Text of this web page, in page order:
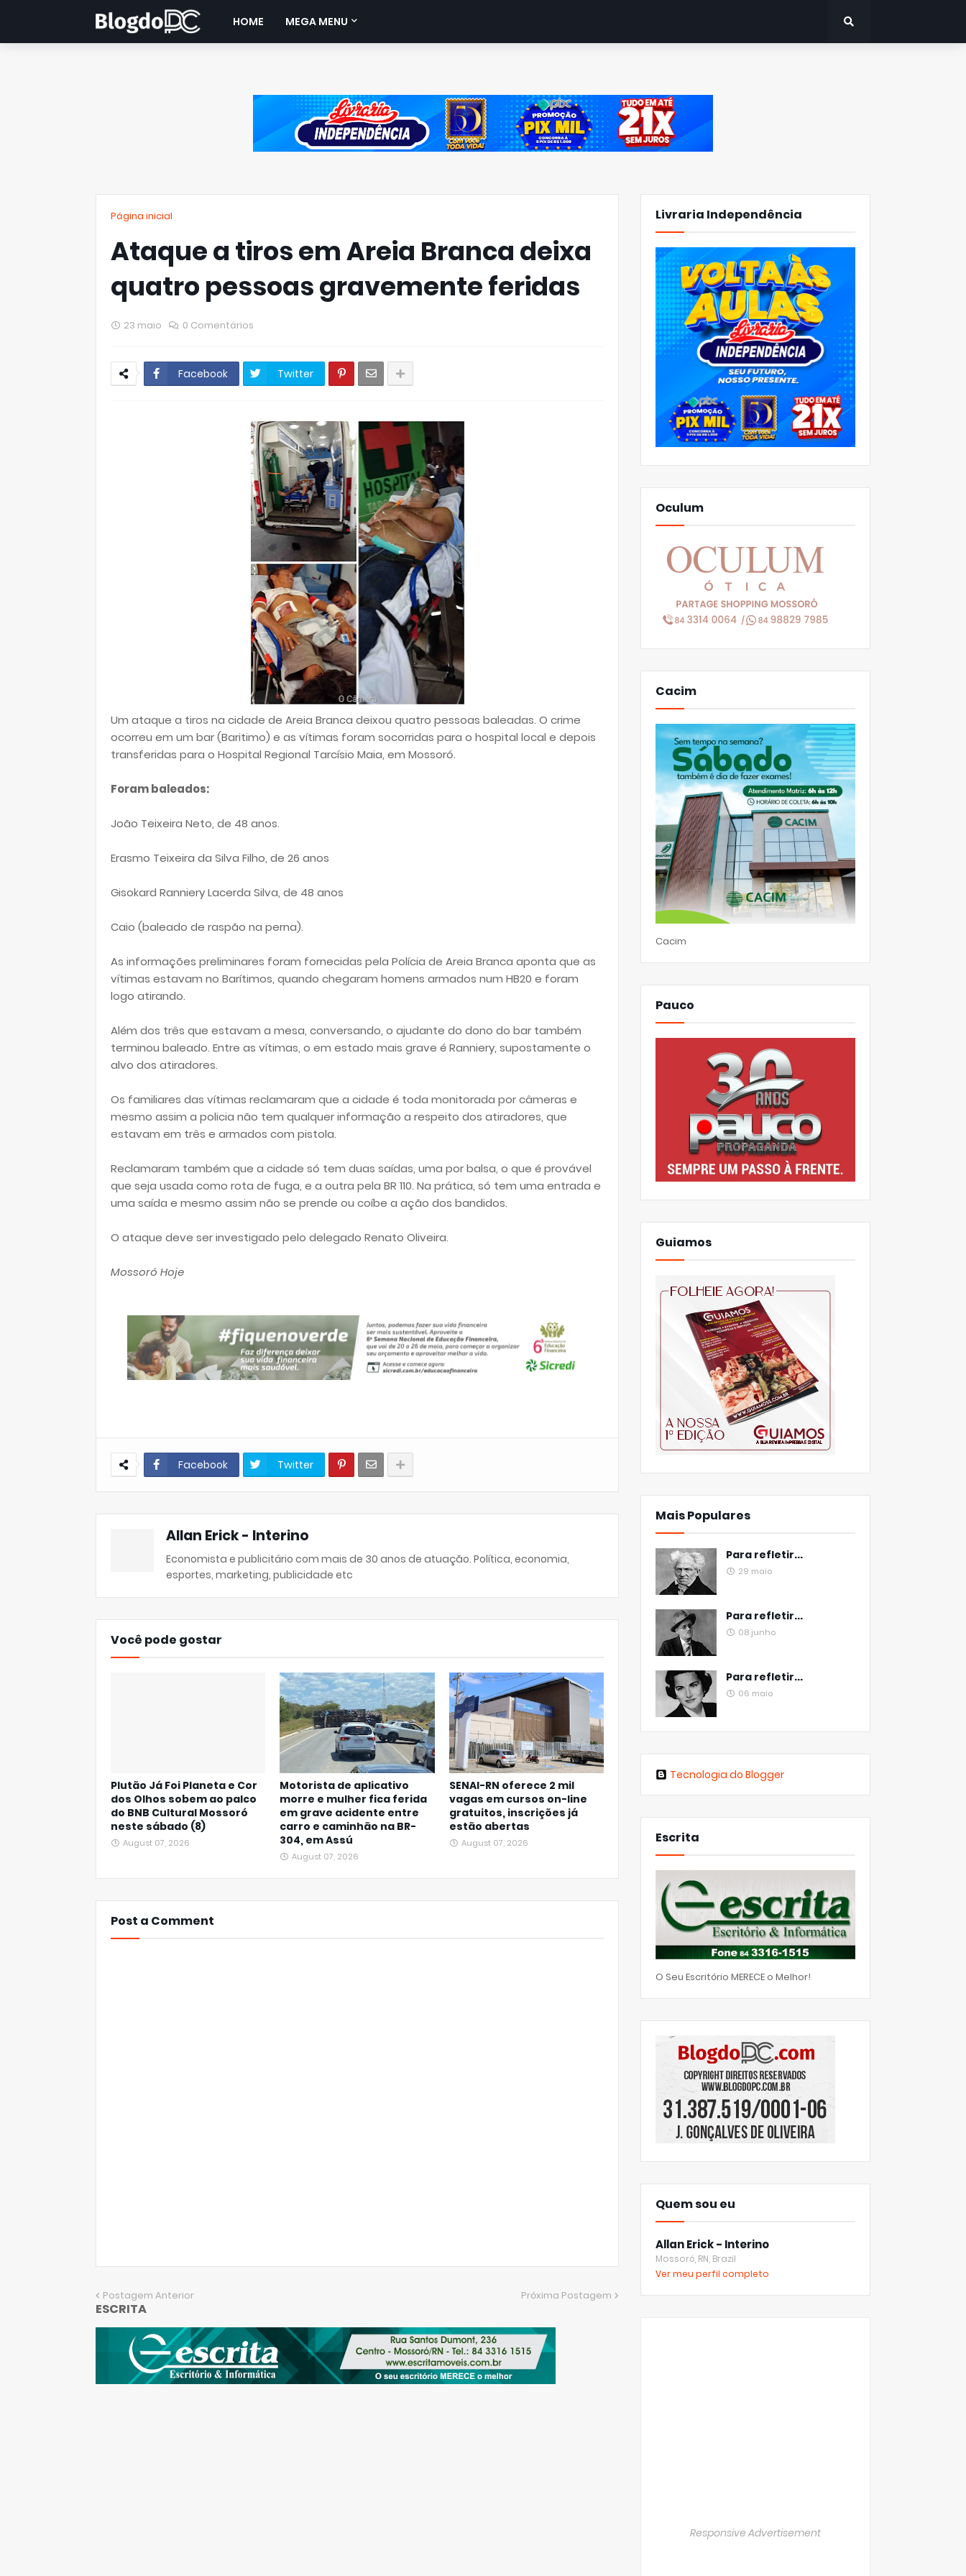
HOME MEGA MENU
Página inicial
Ataque a tiros em Areia Branca deixa
quatro pessoas gravemente feridas
23 maio 0 Comentários
Facebook Twitter
Um ataque a tiros na cidade de Areia Branca deixou quatro pessoas baleadas. O crime
ocorreu em um bar (Baritimo) e as vítimas foram socorridas para o hospital local e depois
transferidas para o Hospital Regional Tarcísio Maia, em Mossoró.
Foram baleados:
João Teixeira Neto, de 48 anos.
Erasmo Teixeira da Silva Filho, de 26 anos
Gisokard Ranniery Lacerda Silva, de 48 anos
Caio (baleado de raspão na perna).
As informações preliminares foram fornecidas pela Polícia de Areia Branca aponta que as
vítimas estavam no Barítimos, quando chegaram homens armados num HB20 e foram
logo atirando.
Além dos três que estavam a mesa, conversando, o ajudante do dono do bar também
terminou baleado. Entre as vítimas, o em estado mais grave é Ranniery, supostamente o
alvo dos atiradores.
Os familiares das vítimas reclamaram que a cidade é toda monitorada por câmeras e
mesmo assim a policia não tem qualquer informação a respeito dos atiradores, que
estavam em três e armados com pistola.
Reclamaram também que a cidade só tem duas saídas, uma por balsa, o que é provável
que seja usada como rota de fuga, e a outra pela BR 110. Na prática, só tem uma entrada e
uma saída e mesmo assim não se prende ou coíbe a ação dos bandidos.
O ataque deve ser investigado pelo delegado Renato Oliveira.
Mossoró Hoje
Facebook Twitter
Allan Erick - Interino
Economista e publicitário com mais de 30 anos de atuação. Política, economia,
esportes, marketing, publicidade etc
Você pode gostar
Plutão Já Foi Planeta e Cor
dos Olhos sobem ao palco
do BNB Cultural Mossoró
neste sábado (8)
August 07, 2026
Motorista de aplicativo
morre e mulher fica ferida
em grave acidente entre
carro e caminhão na BR-
304, em Assú
August 07, 2026
SENAI-RN oferece 2 mil
vagas em cursos on-line
gratuitos, inscrições já
estão abertas
August 07, 2026
Post a Comment
Postagem Anterior Próxima Postagem
ESCRITA
Livraria Independência
Oculum
Cacim
Cacim
Pauco
Guiamos
Mais Populares
Para refletir...
29 maio
Para refletir...
08 junho
Para refletir...
06 maio
Tecnologia do Blogger
Escrita
O Seu Escritório MERECE o Melhor!
Quem sou eu
Allan Erick - Interino
Mossoró, RN, Brazil
Ver meu perfil completo
Responsive Advertisement